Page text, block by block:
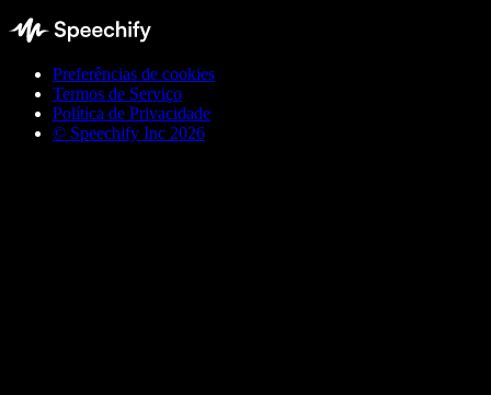
Preferências de cookies
Termos de Serviço
Política de Privacidade
© Speechify Inc 2026